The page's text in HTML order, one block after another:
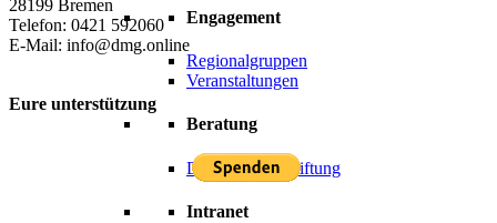
Engagement
Regionalgruppen
Veranstaltungen
Beratung
Deutsche Hirnstiftung
Intranet
28199 Bremen
Telefon: 0421 592060
E-Mail: info@dmg.online
Eure unterstützung